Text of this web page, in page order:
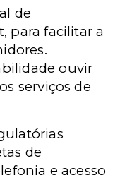
de
para facilitar a
ouvir
serviços de
de
e acesso